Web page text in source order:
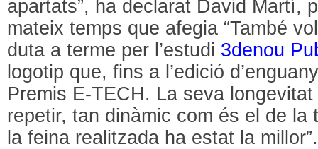
apartats”, ha declarat David Martí,
mateix temps que afegia “També
duta a terme per l’estudi 3denou
logotip que, fins a l’edició
Premis E-TECH. La seva
repetir, tan dinàmic com és el de la
la feina realitzada ha estat la millor”.